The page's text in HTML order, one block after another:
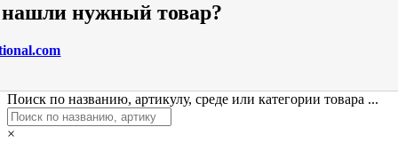
нужный товар?
Поиск по названию, артикулу, среде или категории товара ...
×